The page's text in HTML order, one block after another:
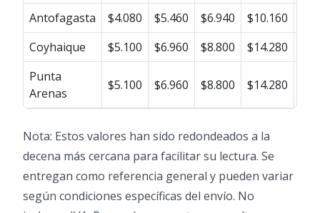
Antofagasta
$4.080 $5.460 $6.940 $10.160
Coyhaique
$5.100 $6.960 $8.800 $14.280
Punta
Arenas
$5.100 $6.960 $8.800 $14.280
Nota: Estos valores han sido redondeados a la
decena más cercana para facilitar su lectura. Se
entregan como referencia general y pueden variar
según condiciones específicas del envío. No